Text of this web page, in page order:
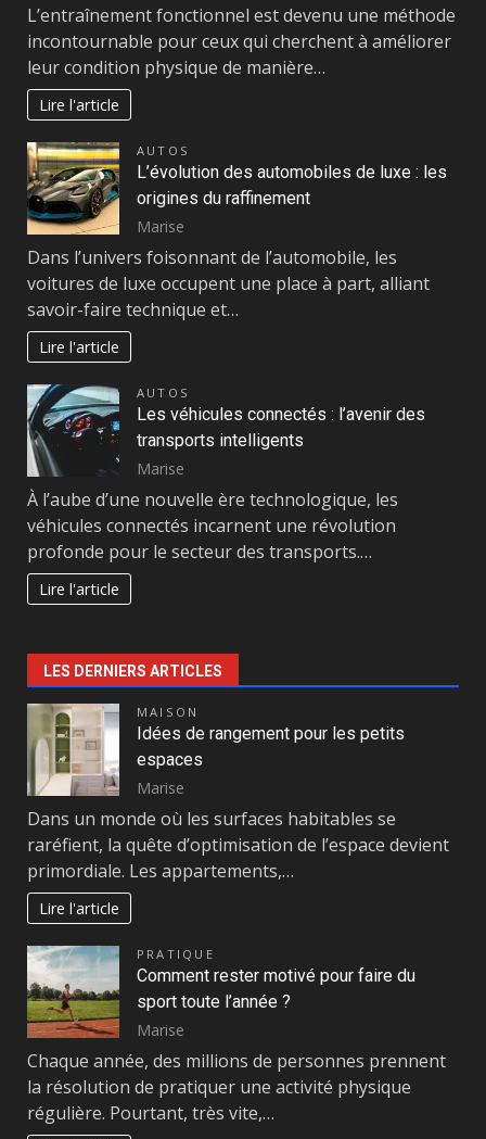
L’entraînement fonctionnel est devenu une méthode
incontournable pour ceux qui cherchent à améliorer
leur condition physique de manière…
Lire l'article
AUTOS
L’évolution des automobiles de luxe : les
origines du raffinement
Marise
Dans l’univers foisonnant de l’automobile, les
voitures de luxe occupent une place à part, alliant
savoir-faire technique et…
Lire l'article
AUTOS
Les véhicules connectés : l’avenir des
transports intelligents
Marise
À l’aube d’une nouvelle ère technologique, les
véhicules connectés incarnent une révolution
profonde pour le secteur des transports.…
Lire l'article
LES DERNIERS ARTICLES
MAISON
Idées de rangement pour les petits
espaces
Marise
Dans un monde où les surfaces habitables se
raréfient, la quête d’optimisation de l’espace devient
primordiale. Les appartements,…
Lire l'article
PRATIQUE
Comment rester motivé pour faire du
sport toute l’année ?
Marise
Chaque année, des millions de personnes prennent
la résolution de pratiquer une activité physique
régulière. Pourtant, très vite,…